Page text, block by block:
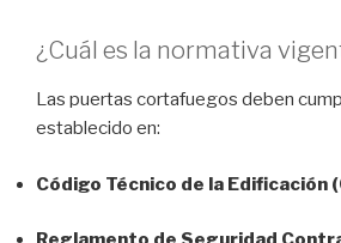
¿Cuál es la normativa
Las puertas cortafuegos deben
establecido en:
Código Técnico de la Edificación